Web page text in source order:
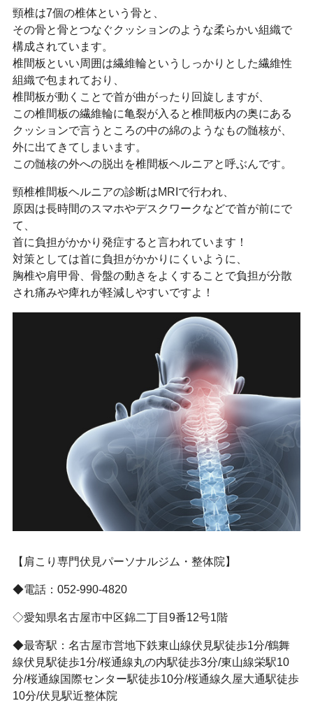
頸椎は7個の椎体という骨と、
その骨と骨とつなぐクッションのような柔らかい組織で
構成されています。
椎間板といい周囲は繊維輪というしっかりとした繊維性
組織で包まれており、
椎間板が動くことで首が曲がったり回旋しますが、
この椎間板の繊維輪に亀裂が入ると椎間板内の奥にある
クッションで言うところの中の綿のようなもの髄核が、
外に出てきてしまいます。
この髄核の外への脱出を椎間板ヘルニアと呼ぶんです。
頸椎椎間板ヘルニアの診断はMRIで行われ、
原因は長時間のスマホやデスクワークなどで首が前にで
て、
首に負担がかかり発症すると言われています！
対策としては首に負担がかかりにくいように、
胸椎や肩甲骨、骨盤の動きをよくすることで負担が分散
され痛みや痺れが軽減しやすいですよ！
【肩こり専門伏見パーソナルジム・整体院】
◆電話：052-990-4820
◇愛知県名古屋市中区錦二丁目9番12号1階
◆最寄駅：名古屋市営地下鉄東山線伏見駅徒歩1分/鶴舞
線伏見駅徒歩1分/桜通線丸の内駅徒歩3分/東山線栄駅10
分/桜通線国際センター駅徒歩10分/桜通線久屋大通駅徒歩
10分/伏見駅近整体院